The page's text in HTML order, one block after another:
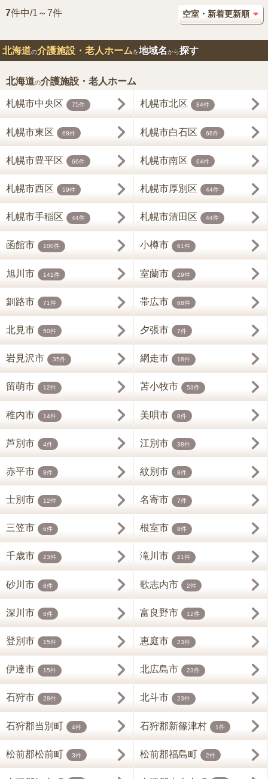
7件中/1～7件
北海道の介護施設・老人ホームを地域名から探す
北海道の介護施設・老人ホーム
札幌市中央区 75件 札幌市北区 84件
札幌市東区 68件 札幌市白石区 66件
札幌市豊平区 66件 札幌市南区 64件
札幌市西区 59件 札幌市厚別区 44件
札幌市手稲区 44件 札幌市清田区 44件
函館市 100件 小樽市 61件
旭川市 141件 室蘭市 29件
釧路市 71件 帯広市 68件
北見市 50件 夕張市 7件
岩見沢市 35件 網走市 18件
留萌市 12件 苫小牧市 53件
稚内市 14件 美唄市 8件
芦別市 4件 江別市 38件
赤平市 8件 紋別市 8件
士別市 12件 名寄市 7件
三笠市 6件 根室市 8件
千歳市 23件 滝川市 21件
砂川市 8件 歌志内市 2件
深川市 8件 富良野市 12件
登別市 15件 恵庭市 23件
伊達市 15件 北広島市 23件
石狩市 28件 北斗市 23件
石狩郡当別町 4件 石狩郡新篠津村 1件
松前郡松前町 3件 松前郡福島町 2件